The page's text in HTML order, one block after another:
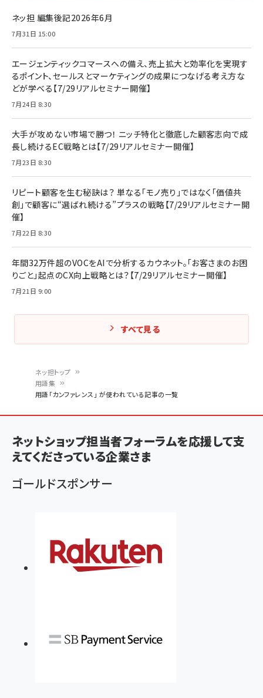
ン
く
ず
ネッ担トップ
用語集
用語「カンファレンス」 が使われている記事の一覧
ネッ担 編集後記2026年6月
7月31日 15:00
エージェンティックコマースへの備え、売上拡大と効率化を実現す
るポイント、セールスとマーケティングの成果につなげる考え方な
どが学べる【7/29リアルセミナー開催】
7月24日 8:30
大手が攻めない市場で勝つ！ ニッチ特化と徹底した顧客志向で成
長し続けるEC戦略とは【7/29リアルセミナー開催】
7月23日 8:30
リピート顧客を生む秘訣は？ 単なる「モノ売り」ではなく「価値共
創」で顧客に“選ばれ続ける”プラスの戦略【7/29リアルセミナー開
催】
7月22日 8:30
年間32万件超のVOCをAIで分析するカウネット。「お客さまのお困
りごと」起点のCX向上戦略とは？【7/29リアルセミナー開催】
7月21日 9:00
すべて見る
ネットショップ担当者フォーラムを応援して支
えてくださっている企業さま
ゴールドスポンサー